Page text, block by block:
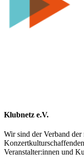
Klubnetz e.V.
Wir sind der Verband der
Veranstalter:innen und